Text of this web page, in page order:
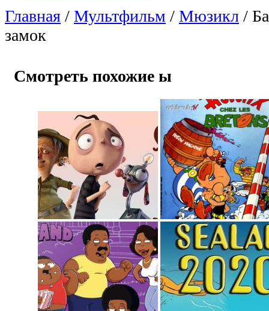
Главная / Мультфильм / Мюзикл /
замок
Смотреть похожие ы